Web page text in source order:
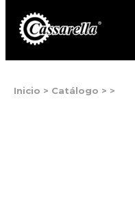
Inicio > Catálogo > >